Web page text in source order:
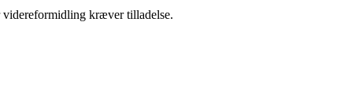
videreformidling kræver tilladelse.